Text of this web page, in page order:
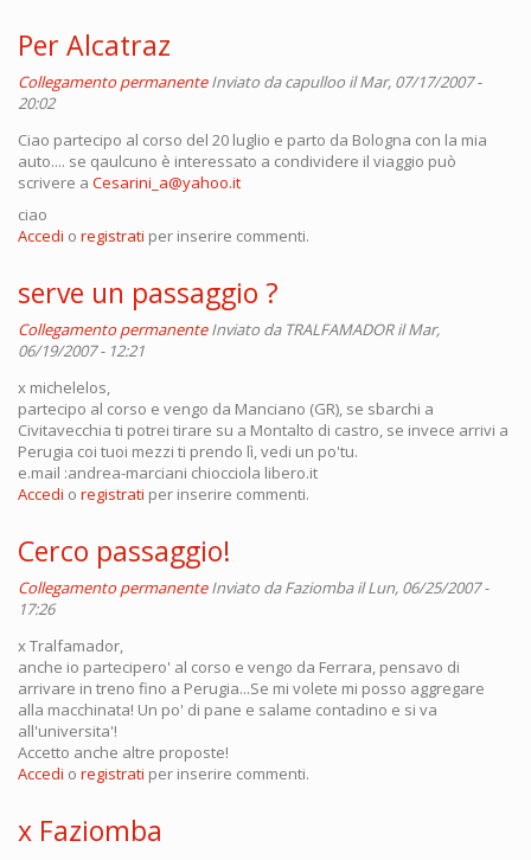
Per Alcatraz
Collegamento permanente Inviato dacapulloo il Mar, 07/17/2007 -
20:02
Ciao partecipo al corso del 20 luglio e parto da Bologna con la mia
auto.... se qaulcuno è interessato a condividere il viaggio può
scrivere a Cesarini_a@yahoo.it
ciao
Accedi o registrati per inserire commenti.
serve un passaggio ?
Collegamento permanente Inviato da TRALFAMADORil Mar,
06/19/2007 - 12:21
x michelelos,
partecipo al corso e vengo da Manciano (GR), se sbarchi a
Civitavecchia ti potrei tirare su a Montalto di castro, se invece arrivi a
Perugia coi tuoi mezzi ti prendo lì, vedi un po'tu.
e.mail :andrea-marciani chiocciola libero.it
Accedi o registrati per inserire commenti.
Cerco passaggio!
Collegamento permanente Inviato daFaziombail Lun, 06/25/2007 -
17:26
x Tralfamador,
anche io partecipero' al corso e vengo da Ferrara, pensavo di
arrivare in treno fino a Perugia...Se mi volete mi posso aggregare
alla macchinata! Un po' di pane e salame contadino e si va
all'universita'!
Accetto anche altre proposte!
Accedi o registrati per inserire commenti.
x Faziomba